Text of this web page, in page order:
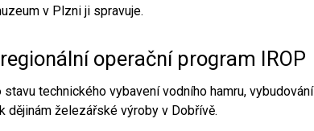
v Plzni ji spravuje.
operační program IROP
technického vybavení vodního hamru, vybudování
železářské výroby v Dobřívě.